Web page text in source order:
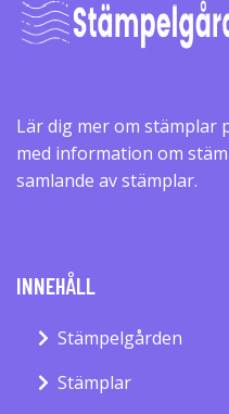
Lär dig mer om stämplar
med information om
samlande av stämplar.
INNEHÅLL
Stämpelgården
Stämplar